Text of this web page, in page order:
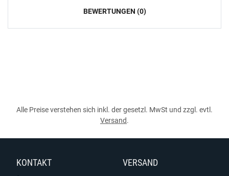
BEWERTUNGEN (0)
Alle Preise verstehen sich inkl. der gesetzl. MwSt und zzgl. evtl.
Versand.
KONTAKT VERSAND